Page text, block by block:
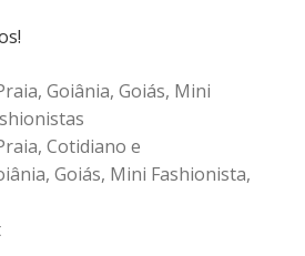
, Goiânia, Goiás, Mini
, Cotidiano e
, Goiás, Mini Fashionista,